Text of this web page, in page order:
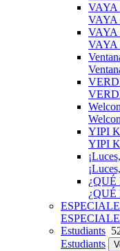
YIPI
YIPI
¿QUÉ
¿QUÉ
Estudiants
Estudiants